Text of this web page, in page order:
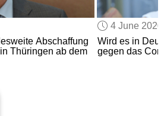
ALEXA
ADJUST COLORS
Abschaffung
Thüringen ab dem
4 June 2020
Wird es in
gegen das